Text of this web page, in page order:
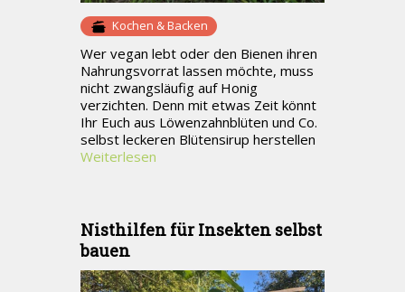
Kochen & Backen
Wer vegan lebt oder den Bienen ihren
Nahrungsvorrat lassen möchte, muss
nicht zwangsläufig auf Honig
verzichten. Denn mit etwas Zeit könnt
Ihr Euch aus Löwenzahnblüten und Co.
selbst leckeren Blütensirup herstellen
Weiterlesen
Nisthilfen für Insekten selbst
bauen